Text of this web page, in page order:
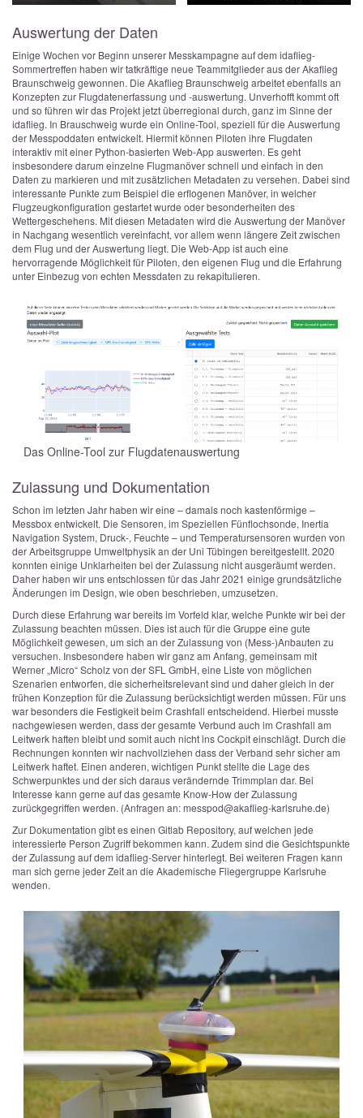
Auswertung der Daten
Einige Wochen vor Beginn unserer Messkampagne auf dem idaflieg-
Sommertreffen haben wir tatkräftige neue Teammitglieder aus der Akaflieg
Braunschweig gewonnen. Die Akaflieg Braunschweig arbeitet ebenfalls an
Konzepten zur Flugdatenerfassung und -auswertung. Unverhofft kommt oft
und so führen wir das Projekt jetzt überregional durch, ganz im Sinne der
idaflieg. In Brauschweig wurde ein Online-Tool, speziell für die Auswertung
der Messpoddaten entwickelt. Hiermit können Piloten ihre Flugdaten
interaktiv mit einer Python-basierten Web-App auswerten. Es geht
insbesondere darum einzelne Flugmanöver schnell und einfach in den
Daten zu markieren und mit zusätzlichen Metadaten zu versehen. Dabei sind
interessante Punkte zum Beispiel die erflogenen Manöver, in welcher
Flugzeugkonfiguration gestartet wurde oder besonderheiten des
Wettergeschehens. Mit diesen Metadaten wird die Auswertung der Manöver
in Nachgang wesentlich vereinfacht, vor allem wenn längere Zeit zwischen
dem Flug und der Auswertung liegt. Die Web-App ist auch eine
hervorragende Möglichkeit für Piloten, den eigenen Flug und die Erfahrung
unter Einbezug von echten Messdaten zu rekapitulieren.
Das Online-Tool zur Flugdatenauswertung
Zulassung und Dokumentation
Schon im letzten Jahr haben wir eine – damals noch kastenförmige –
Messbox entwickelt. Die Sensoren, im Speziellen Fünflochsonde, Inertia
Navigation System, Druck-, Feuchte – und Temperatursensoren wurden von
der Arbeitsgruppe Umweltphysik an der Uni Tübingen bereitgestellt. 2020
konnten einige Unklarheiten bei der Zulassung nicht ausgeräumt werden.
Daher haben wir uns entschlossen für das Jahr 2021 einige grundsätzliche
Änderungen im Design, wie oben beschrieben, umzusetzen.
Durch diese Erfahrung war bereits im Vorfeld klar, welche Punkte wir bei der
Zulassung beachten müssen. Dies ist auch für die Gruppe eine gute
Möglichkeit gewesen, um sich an der Zulassung von (Mess-)Anbauten zu
versuchen. Insbesondere haben wir ganz am Anfang, gemeinsam mit
Werner „Micro“ Scholz von der SFL GmbH, eine Liste von möglichen
Szenarien entworfen, die sicherheitsrelevant sind und daher gleich in der
frühen Konzeption für die Zulassung berücksichtigt werden müssen. Für uns
war besonders die Festigkeit beim Crashfall entscheidend. Hierbei musste
nachgewiesen werden, dass der gesamte Verbund auch im Crashfall am
Leitwerk haften bleibt und somit auch nicht ins Cockpit einschlägt. Durch die
Rechnungen konnten wir nachvollziehen dass der Verband sehr sicher am
Leitwerk haftet. Einen anderen, wichtigen Punkt stellte die Lage des
Schwerpunktes und der sich daraus verändernde Trimmplan dar. Bei
Interesse kann gerne auf das gesamte Know-How der Zulassung
zurückgegriffen werden. (Anfragen an: messpod@akaflieg-karlsruhe.de)
Zur Dokumentation gibt es einen Gitlab Repository, auf welchen jede
interessierte Person Zugriff bekommen kann. Zudem sind die Gesichtspunkte
der Zulassung auf dem idaflieg-Server hinterlegt. Bei weiteren Fragen kann
man sich gerne jeder Zeit an die Akademische Fliegergruppe Karlsruhe
wenden.